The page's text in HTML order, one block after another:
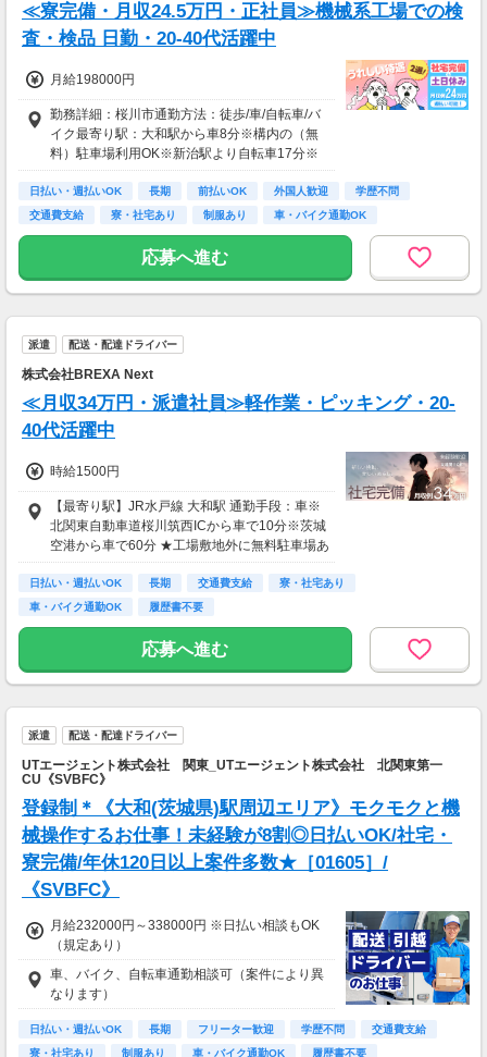
≪寮完備・月収24.5万円・正社員≫機械系工場での検
査・検品 日勤・20-40代活躍中
月給198000円
勤務詳細：桜川市通勤方法：徒歩/車/自転車/バ
イク最寄り駅：大和駅から車8分※構内の（無
料）駐車場利用OK※新治駅より自転車17分※
大和駅より自転車18分
日払い・週払いOK 長期 前払いOK 外国人歓迎
学歴不問
交通費支給
寮・社宅あり 制服あり 車・バイク通勤OK
応募へ進む
派遣 配送・配達ドライバー
株式会社BREXA Next
≪月収34万円・派遣社員≫軽作業・ピッキング・20-
40代活躍中
時給1500円
【最寄り駅】JR水戸線 大和駅 通勤手段：車※
北関東自動車道桜川筑西ICから車で10分※茨城
空港から車で60分 ★工場敷地外に無料駐車場あ
り
日払い・週払いOK 長期 交通費支給
寮・社宅あり
車・バイク通勤OK
履歴書不要
応募へ進む
派遣 配送・配達ドライバー
UTエージェント株式会社 関東_UTエージェント株式会社 北関東第一
CU《SVBFC》
登録制＊《大和(茨城県)駅周辺エリア》モクモクと機
械操作するお仕事！未経験が8割◎日払いOK/社宅・
寮完備/年休120日以上案件多数★［01605］/
《SVBFC》
月給232000円～338000円 ※日払い相談もOK
（規定あり）
車、バイク、自転車通勤相談可（案件により異
なります）
日払い・週払いOK 長期 フリーター歓迎 学歴不問
交通費支給
寮・社宅あり
制服あり 車・バイク通勤OK 履歴書不要